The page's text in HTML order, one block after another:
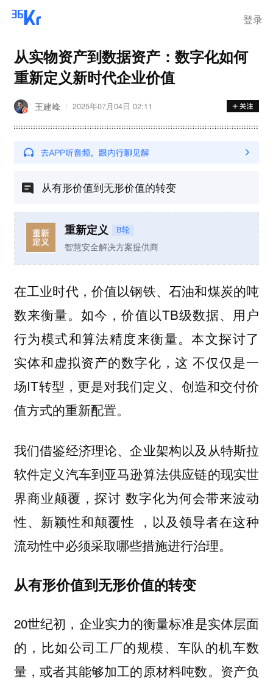
登录
从实物资产到数据资产：数字化如何
重新定义新时代企业价值
王建峰 2025年07月04日 02:11
从有形价值到无形价值的转变
重新定义 B轮
智慧安全解决方案提供商
在工业时代，价值以钢铁、石油和煤炭的吨
数来衡量。如今，价值以TB级数据、用户
行为模式和算法精度来衡量。本文探讨了
实体和虚拟资产的数字化，这 不仅仅是一
场IT转型，更是对我们定义、创造和交付价
值方式的重新配置。
我们借鉴经济理论、企业架构以及从特斯拉
软件定义汽车到亚马逊算法供应链的现实世
界商业颠覆，探讨 数字化为何会带来波动
性、新颖性和颠覆性 ，以及领导者在这种
流动性中必须采取哪些措施进行治理。
从有形价值到无形价值的转变
20世纪初，企业实力的衡量标准是实体层面
的，比如公司工厂的规模、车队的机车数
量，或者其能够加工的原材料吨数。资产负